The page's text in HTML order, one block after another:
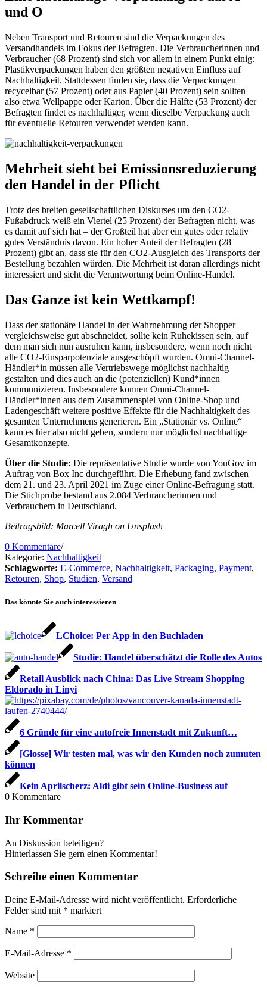
und O
Neben Transport und Retouren sind die Verpackungen des
Versandhandels im Fokus der Befragten. Die Verbraucherinnen und
Verbraucher (68 Prozent) sind sich vor allem in einem Punkt einig:
Plastikverpackungen haben den größten negativen Einfluss auf
Nachhaltigkeit. Stattdessen finden sie, dass die Verpackungen
recycelbar (57 Prozent) oder aus Papier (40 Prozent) sein sollten –
also etwa Wellpappe oder Karton. Über die Hälfte (53 Prozent) der
Befragten findet es nachhaltiger, wenn dieselbe Verpackung auch
für eventuelle Retouren verwendet werden kann.
Mehrheit sieht bei Emissionsreduzierung
den Handel in der Pflicht
Trotz des breiten gesellschaftlichen Diskurses um den CO2-
Fußabdruck weiß ein Viertel (25 Prozent) der Befragten nicht, was
es damit auf sich hat – der Großteil hat aber ein gutes oder relativ
gutes Verständnis davon. Ein hoher Anteil der Befragten (28
Prozent) gibt an, dass sie für den CO2-Ausgleich des Transports der
Bestellung bezahlen würden. Die Mehrheit ist daran allerdings nicht
interessiert und sieht die Verantwortung beim Online-Handel.
Das Ganze ist kein Wettkampf!
Dass der stationäre Handel in der Wahrnehmung der Shopper
vergleichsweise gut abschneidet, sollte kein Ruhekissen sein, auf
dem man sich nun ausruhen kann, insbesondere, wenn noch nicht
alle CO2-Einsparpotenziale ausgeschöpft wurden. Omni-Channel-
Händler*in müssen alle Vertriebswege möglichst nachhaltig
gestalten und dies auch an die (potenziellen) Kund*innen
kommunizieren. Insbesondere können Omni-Channel-
Händler*innen aus dem Zusammenspiel von Online-Shop und
Ladengeschäft weitere positive Effekte für die Nachhaltigkeit des
gesamten Unternehmens generieren. Ein „Stationär vs. Online“
kann es hier also nicht geben, sondern nur möglichst nachhaltige
Gesamtkonzepte.
Über die Studie: Die repräsentative Studie wurde von YouGov im
Auftrag von Box Inc durchgeführt. Die Erhebung fand zwischen
dem 21. und 23. April 2021 im Zuge einer Online-Befragung statt.
Die Stichprobe bestand aus 2.084 Verbraucherinnen und
Verbrauchern in Deutschland.
Beitragsbild: Marcell Viragh on Unsplash
0 Kommentare/
Kategorie: Nachhaltigkeit
Schlagworte: E-Commerce, Nachhaltigkeit, Packaging, Payment,
Retouren, Shop, Studien, Versand
Das könnte Sie auch interessieren
LChoice: Per App in den Buchladen
Studie: Handel überschätzt die Rolle des Autos
Retail Ausblick nach China: Das Live Stream Shopping
Eldorado in Linyi
6 Gründe für eine autofreie Innenstadt mit Zukunft…
[Glosse] Wir testen mal, was wir den Kunden noch zumuten
können
Kein Aprilscherz: Aldi gibt sein Online-Business auf
0 Kommentare
Ihr Kommentar
An Diskussion beteiligen?
Hinterlassen Sie gern einen Kommentar!
Schreibe einen Kommentar
Deine E-Mail-Adresse wird nicht veröffentlicht. Erforderliche
Felder sind mit * markiert
Name *
E-Mail-Adresse *
Website